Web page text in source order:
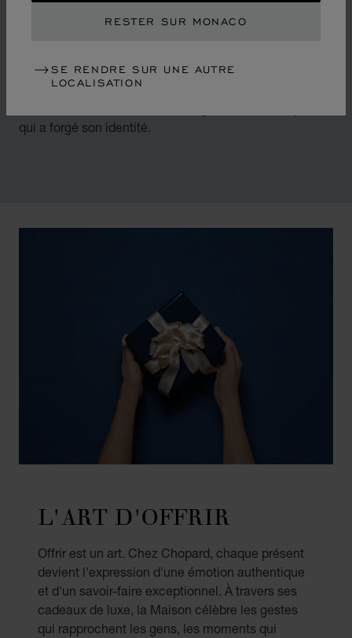
RESTER SUR MONACO
SE RENDRE SUR UNE AUTRE
LOCALISATION
accompagné les changements d’une époque marquée
par l’émancipation des femmes et la libéralisation des
qui a forgé son identité.
L'ART D'OFFRIR
Offrir est un art. Chez Chopard, chaque présent
devient l'expression d'une émotion authentique
et d'un savoir-faire exceptionnel. À travers ses
cadeaux de luxe, la Maison célèbre les gestes
qui rapprochent les gens, les moments qui